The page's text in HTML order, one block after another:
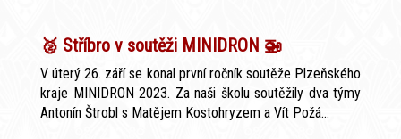
🥈 Stříbro v soutěži MINIDRON 🚁
V úterý 26. září se konal první ročník soutěže Plzeňského
kraje MINIDRON 2023. Za naši školu soutěžily dva týmy
Antonín Štrobl s Matějem Kostohryzem a Vít Požá...